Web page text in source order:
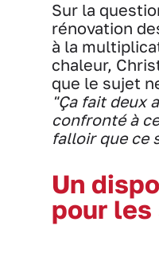
Sur la
rénovation
à la
chaleur,
que le sujet
"Ça fait deux
confronté à
falloir que ce
Un
pour les